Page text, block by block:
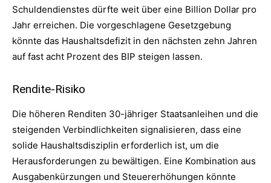
Schuldendienstes dürfte weit über eine Billion Dollar pro
Jahr erreichen. Die vorgeschlagene Gesetzgebung
könnte das Haushaltsdefizit in den nächsten zehn Jahren
auf fast acht Prozent des BIP steigen lassen.
Rendite-Risiko
Die höheren Renditen 30-jähriger Staatsanleihen und die
steigenden Verbindlichkeiten signalisieren, dass eine
solide Haushaltsdisziplin erforderlich ist, um die
Herausforderungen zu bewältigen. Eine Kombination aus
Ausgabenkürzungen und Steuererhöhungen könnte